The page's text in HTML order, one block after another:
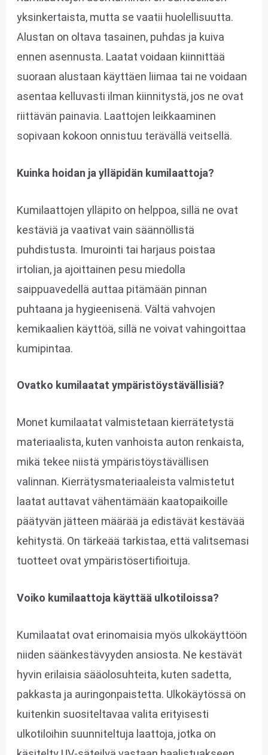
yksinkertaista, mutta se vaatii huolellisuutta.
Alustan on oltava tasainen, puhdas ja kuiva
ennen asennusta. Laatat voidaan kiinnittää
suoraan alustaan käyttäen liimaa tai ne voidaan
asentaa kelluvasti ilman kiinnitystä, jos ne ovat
riittävän painavia. Laattojen leikkaaminen
sopivaan kokoon onnistuu terävällä veitsellä.
Kuinka hoidan ja ylläpidän kumilaattoja?
Kumilaattojen ylläpito on helppoa, sillä ne ovat
kestäviä ja vaativat vain säännöllistä
puhdistusta. Imurointi tai harjaus poistaa
irtolian, ja ajoittainen pesu miedolla
saippuavedellä auttaa pitämään pinnan
puhtaana ja hygieenisenä. Vältä vahvojen
kemikaalien käyttöä, sillä ne voivat vahingoittaa
kumipintaa.
Ovatko kumilaatat ympäristöystävällisiä?
Monet kumilaatat valmistetaan kierrätetystä
materiaalista, kuten vanhoista auton renkaista,
mikä tekee niistä ympäristöystävällisen
valinnan. Kierrätysmateriaaleista valmistetut
laatat auttavat vähentämään kaatopaikoille
päätyvän jätteen määrää ja edistävät kestävää
kehitystä. On tärkeää tarkistaa, että valitsemasi
tuotteet ovat ympäristösertifioituja.
Voiko kumilaattoja käyttää ulkotiloissa?
Kumilaatat ovat erinomaisia myös ulkokäyttöön
niiden säänkestävyyden ansiosta. Ne kestävät
hyvin erilaisia sääolosuhteita, kuten sadetta,
pakkasta ja auringonpaistetta. Ulkokäytössä on
kuitenkin suositeltavaa valita erityisesti
ulkotiloihin suunniteltuja laattoja, jotka on